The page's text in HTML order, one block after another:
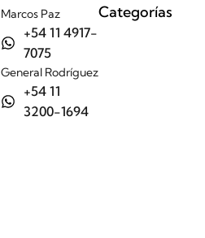
Marcos Paz
+54 11 4917-
7075
General Rodríguez
+54 11
3200-1694
Categorías